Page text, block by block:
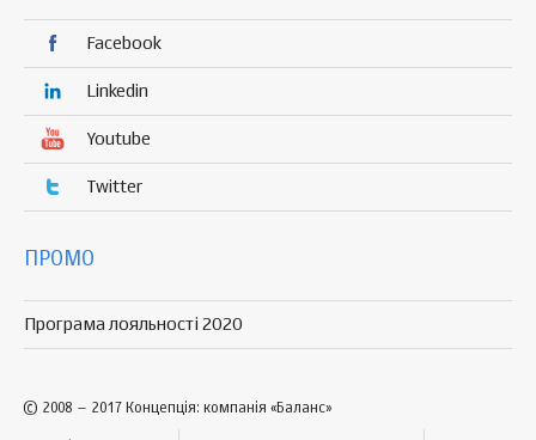
Facebook
Linkedin
Youtube
Twitter
ПРОМО
Програма лояльності 2020
© 2008 – 2017 Концепція: компанія «Баланс»